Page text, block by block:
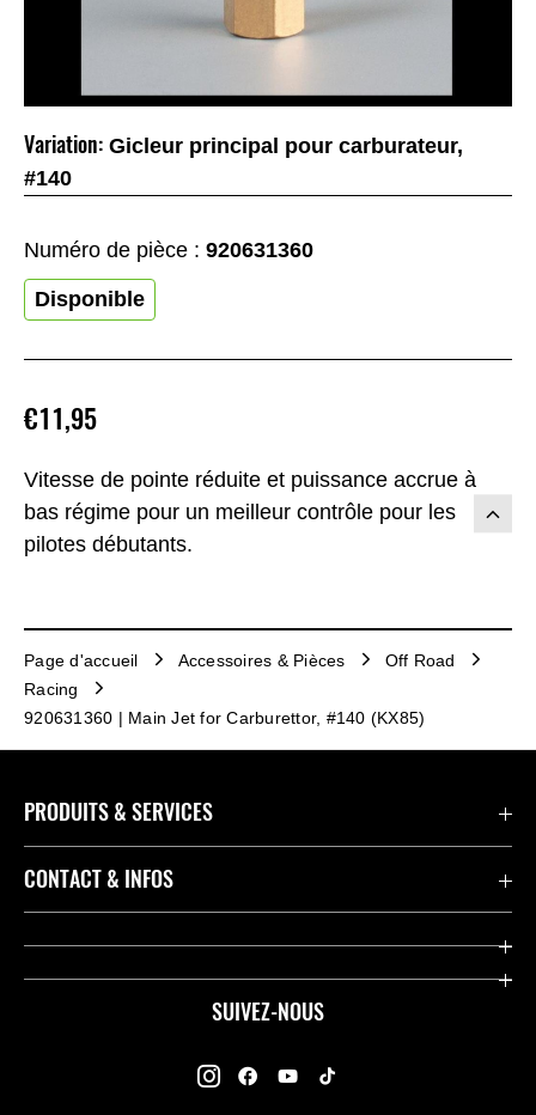
Vitesse de pointe réduite et puissance accrue à
bas régime pour un meilleur contrôle pour les
pilotes débutants.
€11,95
Variation: Gicleur principal pour carburateur,
#140
Numéro de pièce : 920631360
Disponible
Page d'accueil Accessoires & Pièces
Off Road
Racing
920631360 | Main Jet for Carburettor, #140 (KX85)
SUIVEZ-NOUS
PRODUITS & SERVICES
Accessoires & Pièces
Concessionnaires
CONTACT & INFOS
Contact